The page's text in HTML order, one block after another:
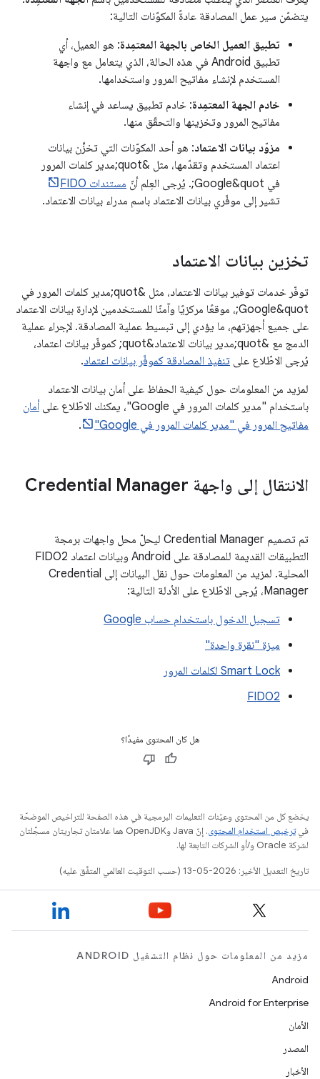
يتضمّن سير عمل المصادقة عادةً المكوّنات التالية:
تطبيق العميل الخاص بالجهة المعتمِدة: هو العميل، أي
تطبيق Android في هذه الحالة، الذي يتعامل مع واجهة
المستخدم لإنشاء مفاتيح المرور واستخدامها.
خادم الجهة المعتمِدة: خادم تطبيق يساعد في إنشاء
مفاتيح المرور وتخزينها والتحقّق منها.
مزوّد بيانات الاعتماد: هو أحد المكوّنات التي تخزِّن بيانات
اعتماد المستخدم وتقدّمها، مثل &quot;مدير كلمات المرور
في Google&quot;. يُرجى العِلم أنّ
مستندات FIDO
تشير إلى موفّري بيانات الاعتماد باسم مدراء بيانات الاعتماد.
تخزين بيانات الاعتماد
توفّر خدمات توفير بيانات الاعتماد، مثل &quot;مدير كلمات المرور في
Google&quot;، موقعًا مركزيًا وآمنًا للمستخدمين لإدارة بيانات الاعتماد
على جميع أجهزتهم، ما يؤدي إلى تبسيط عملية المصادقة. لإجراء عملية
الدمج مع &quot;مدير بيانات الاعتماد&quot; كموفّر بيانات اعتماد،
يُرجى الاطّلاع على تنفيذ المصادقة كموفّر بيانات اعتماد.
لمزيد من المعلومات حول كيفية الحفاظ على أمان بيانات الاعتماد
باستخدام "مدير كلمات المرور في Google"، يمكنك الاطّلاع على
أمان
مفاتيح المرور في "مدير كلمات المرور في Google"
.
الانتقال إلى واجهة Credential Manager
تم تصميم Credential Manager ليحلّ محل واجهات برمجة
التطبيقات القديمة للمصادقة على Android وبيانات اعتماد FIDO2
المحلية. لمزيد من المعلومات حول نقل البيانات إلى Credential
Manager، يُرجى الاطّلاع على الأدلة التالية:
تسجيل الدخول باستخدام حساب Google
ميزة "نقرة واحدة"
Smart Lock لكلمات المرور
FIDO2
هل كان المحتوى مفيدًا؟
يخضع كل من المحتوى وعيّنات التعليمات البرمجية في هذه الصفحة للتراخيص الموضحّة
فيترخيص استخدام المحتوى
. إنّ Java وOpenJDK هما علامتان تجاريتان مسجَّلتان
لشركة Oracle و/أو الشركات التابعة لها.
تاريخ التعديل الأخير: 2026-05-13 (حسب التوقيت العالمي المتفَّق عليه)
مزيد من المعلومات حول نظام التشغيل ANDROID
Android
Android for Enterprise
الأمان
المصدر
الأخبار